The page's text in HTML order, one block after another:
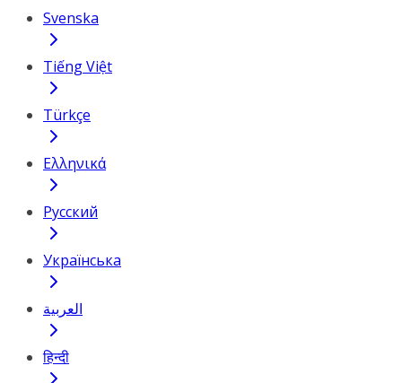
Svenska
Tiếng Việt
Türkçe
Ελληνικά
Русский
Українська
العربية
हिन्दी